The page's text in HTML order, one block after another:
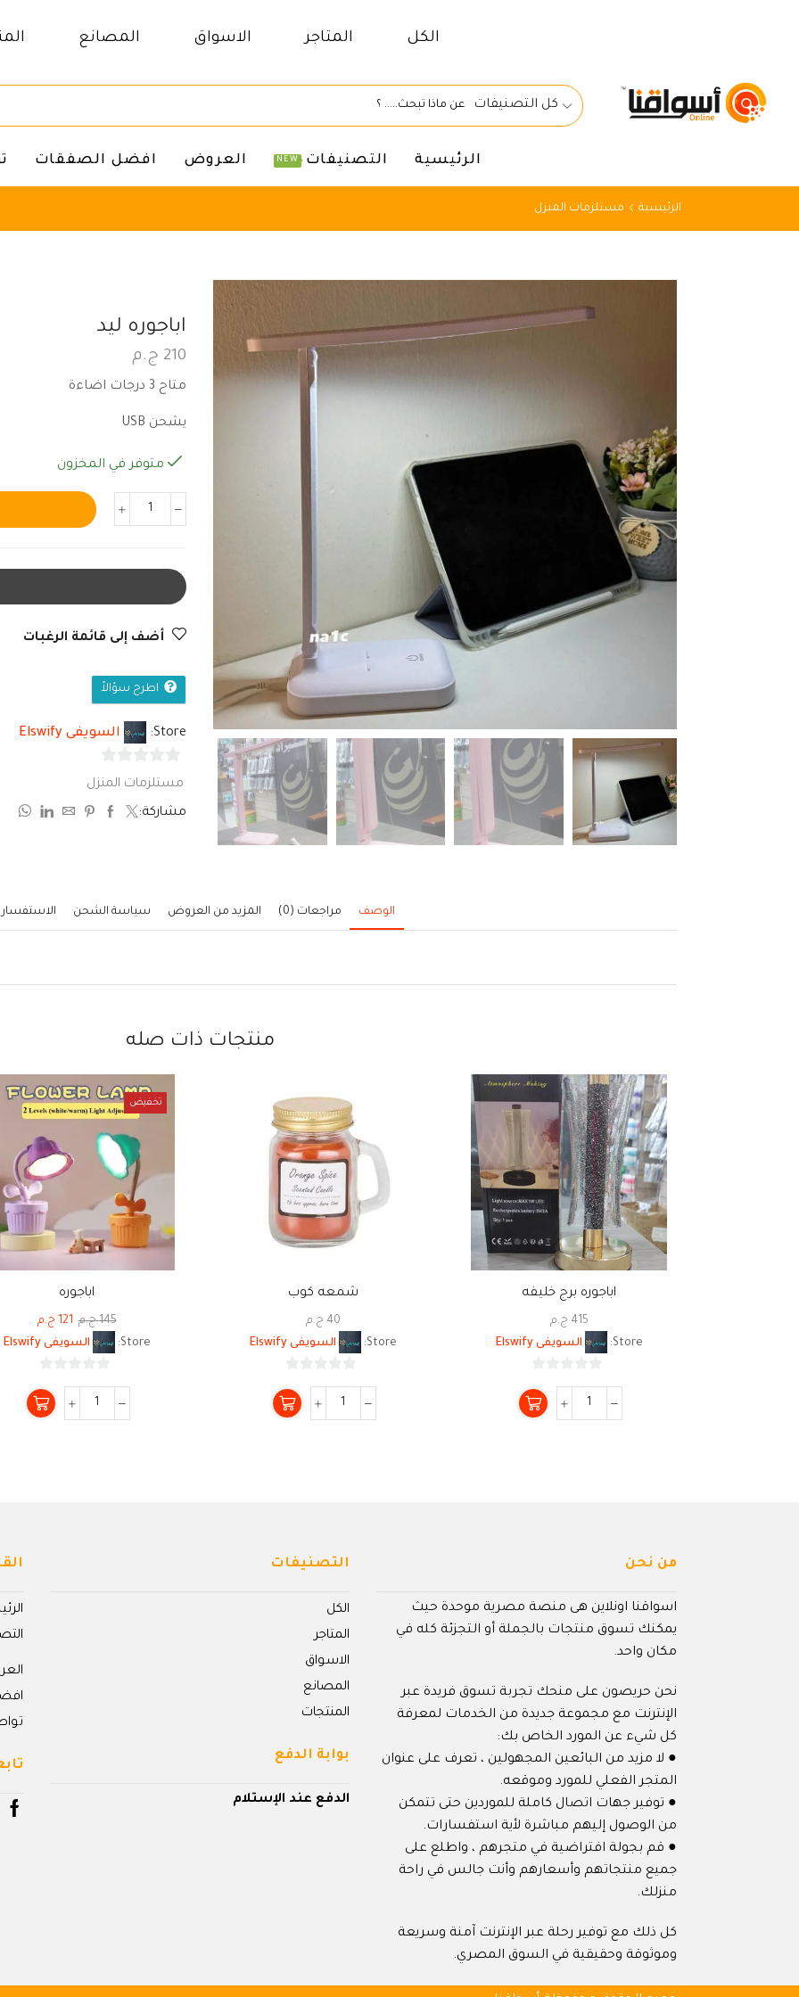
الكل المتاجر الاسواق المصانع
كل التصنيفات
الرئيسية التصنيفات NEW العروض افضل الصفقات
الرئيسية مستلزمات المنزل
اباجوره ليد
210 ج.م
متاح 3 درجات اضاءة
يشحن USB
متوفر في المخزون
أضف إلى قائمة الرغبات
اطرح سؤالاً
Store: السويفى Elswify
0
مستلزمات المنزل
مشاركة:
الوصف مراجعات (0) المزيد من العروض سياسة الشحن
منتجات ذات صله
اباجوره برج خليفه
415 ج.م
Store:
السويفى Elswify
من
5
شمعه كوب
40 ج.م
Store:
السويفى Elswify
من
5
تخفيض
اباجوره
145 ج.م 121 ج.م
Store:
السويفى Elswify
من
5
من نحن
اسواقنا اونلاين هى منصة مصرية موحدة حيث
يمكنك تسوق منتجات بالجملة أو التجزئة كله في
مكان واحد.
نحن حريصون على منحك تجربة تسوق فريدة عبر
الإنترنت مع مجموعة جديدة من الخدمات لمعرفة
كل شيء عن المورد الخاص بك:
● لا مزيد من البائعين المجهولين ، تعرف على عنوان
المتجر الفعلي للمورد وموقعه.
● توفير جهات اتصال كاملة للموردين حتى تتمكن
من الوصول إليهم مباشرة لأية استفسارات.
● قم بجولة افتراضية في متجرهم ، واطلع على
جميع منتجاتهم وأسعارهم وأنت جالس في راحة
منزلك.
كل ذلك مع توفير رحلة عبر الإنترنت آمنة وسريعة
وموثوقة وحقيقية في السوق المصري.
التصنيفات
الكل
المتاجر
الاسواق
المصانع
المنتجات
بوابة الدفع
الدفع عند الإستلام